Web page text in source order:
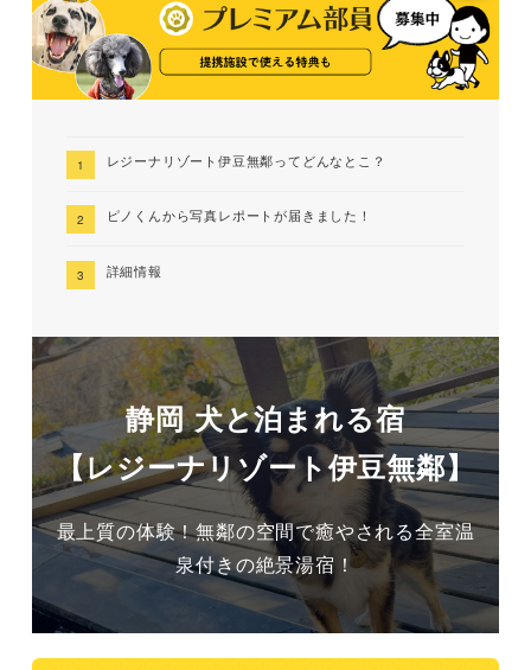
レジーナリゾート伊豆無鄰ってどんなとこ？
ピノくんから写真レポートが届きました！
詳細情報
静岡 犬と泊まれる宿
【レジーナリゾート伊豆無鄰】
最上質の体験！無鄰の空間で癒やされる全室温
泉付きの絶景湯宿！